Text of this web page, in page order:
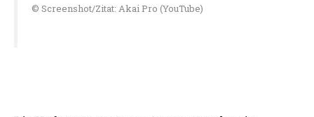
© Screenshot/Zitat: Akai Pro (YouTube)